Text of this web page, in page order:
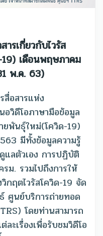
รเกี่ยวกับไวรัส
19) เดือนพฤษภาคม
พ.ค. 63)
อสารแห่ง
อวิดีโอภาษามือข้อมูล
ยพันธุ์ใหม่(โควิด-19)
มีทั้งข้อมูลความรู้
แลตัวเอง การปฏิบัติ
รม. รวมไปถึงการให้
กฤตไวรัสโควิด-19 จัด
ศูนย์บริการถ่ายทอด
โดยท่านสามารถ
ะเรื่องเพื่อรับชมวิดีโอ